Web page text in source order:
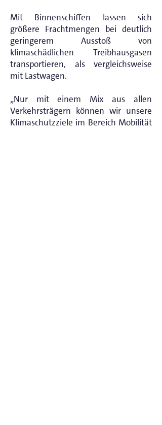
Mit Binnenschiffen lassen sich
größere Frachtmengen bei deutlich
geringerem Ausstoß von
klimaschädlichen Treibhausgasen
transportieren, als vergleichsweise
mit Lastwagen.
„Nur mit einem Mix aus allen
Verkehrsträgern können wir unsere
Klimaschutzziele im Bereich Mobilität